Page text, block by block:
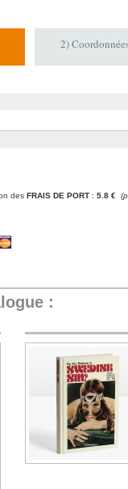
2)
des FRAIS DE PORT : 5.8 €
: